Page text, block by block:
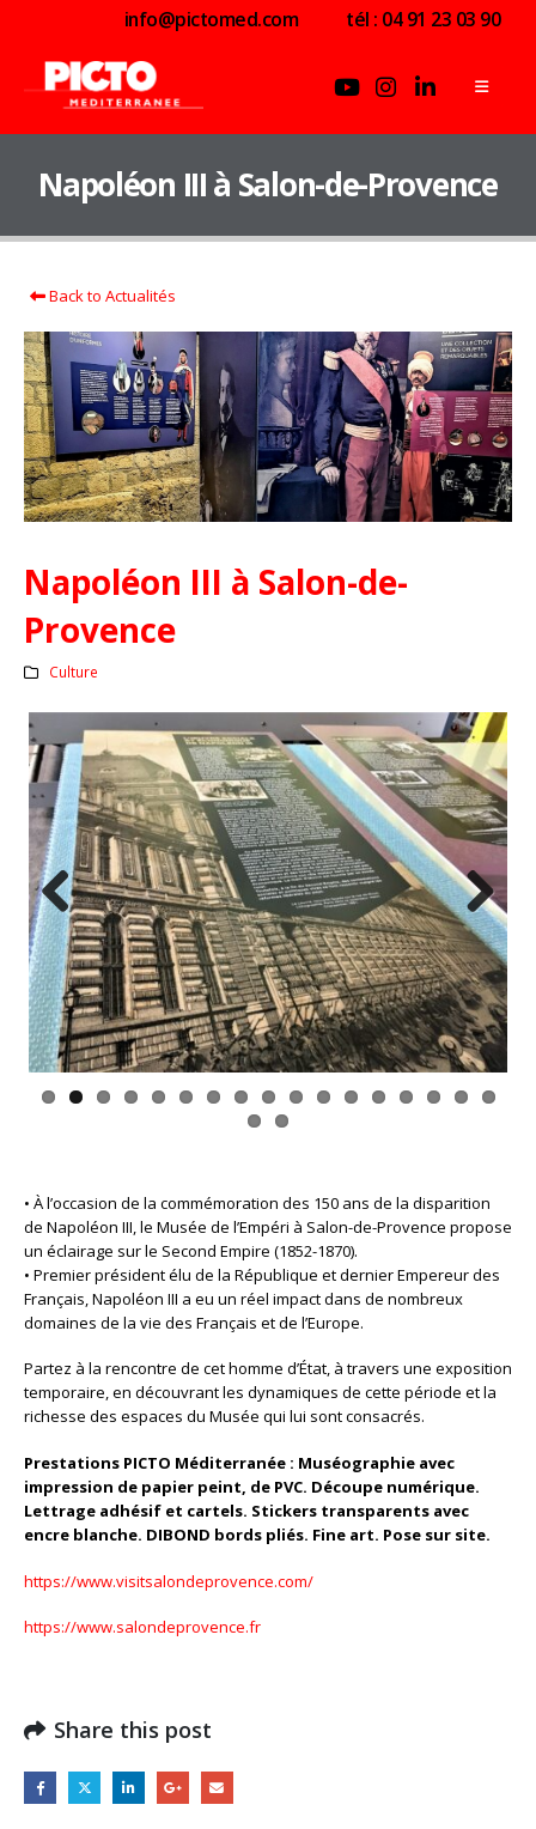
info@pictomed.com tél : 04 91 23 03 90
Napoléon III à Salon-de-Provence
Back to Actualités
Napoléon III à Salon-de-
Provence
Culture
Previous Next
• À l’occasion de la commémoration des 150 ans de la disparition
de Napoléon III, le Musée de l’Empéri à Salon-de-Provence propose
un éclairage sur le Second Empire (1852-1870).
• Premier président élu de la République et dernier Empereur des
Français, Napoléon III a eu un réel impact dans de nombreux
domaines de la vie des Français et de l’Europe.
Partez à la rencontre de cet homme d’État, à travers une exposition
temporaire, en découvrant les dynamiques de cette période et la
richesse des espaces du Musée qui lui sont consacrés.
Prestations PICTO Méditerranée : Muséographie avec
impression de papier peint, de PVC. Découpe numérique.
Lettrage adhésif et cartels. Stickers transparents avec
encre blanche. DIBOND bords pliés. Fine art. Pose sur site.
https://www.visitsalondeprovence.com/
https://www.salondeprovence.fr
Share this post